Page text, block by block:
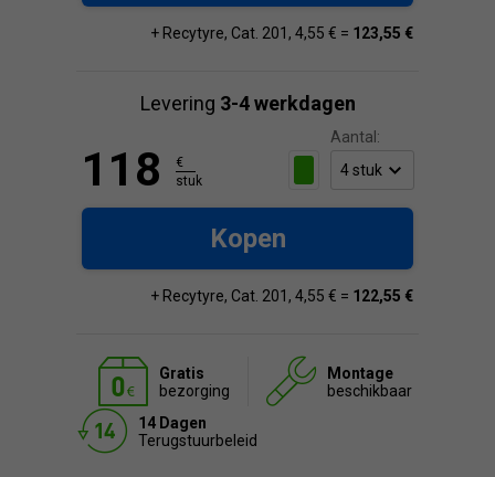
+ Recytyre, Cat. 201, 4,55 € = 123,55 €
Levering 3-4 werkdagen
Aantal:
118
€
stuk
Kopen
+ Recytyre, Cat. 201, 4,55 € = 122,55 €
Gratis
bezorging
Montage
beschikbaar
14 Dagen
Terugstuurbeleid